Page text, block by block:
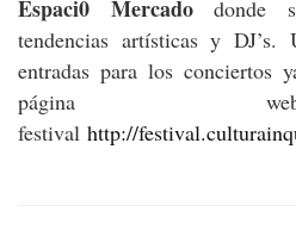
Espaci0 Mercadodonde
tendencias artísticas y
entradas para los conciertos
página
festival http://